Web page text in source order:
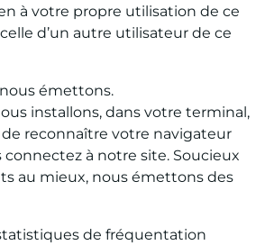
à votre propre utilisation de ce
d’un autre utilisateur de ce
émettons.
installons, dans votre terminal,
reconnaître votre navigateur
connectez à notre site. Soucieux
au mieux, nous émettons des
de fréquentation